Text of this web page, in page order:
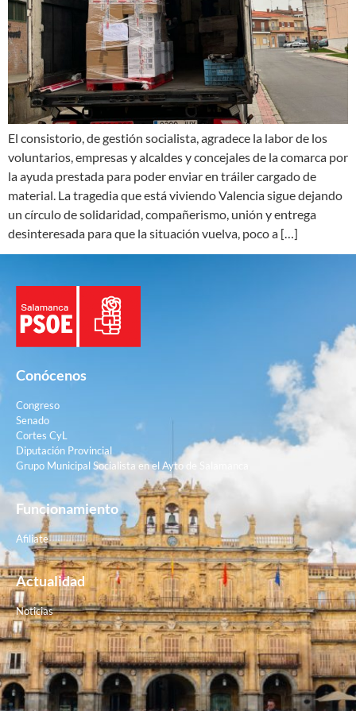
El consistorio, de gestión socialista, agradece la labor de los
voluntarios, empresas y alcaldes y concejales de la comarca por
la ayuda prestada para poder enviar en tráiler cargado de
material. La tragedia que está viviendo Valencia sigue dejando
un círculo de solidaridad, compañerismo, unión y entrega
desinteresada para que la situación vuelva, poco a […]
Conócenos
Congreso
Senado
Cortes CyL
Diputación Provincial
Grupo Municipal Socialista en el Ayto de Salamanca
Funcionamiento
Afiliate
Actualidad
Noticias